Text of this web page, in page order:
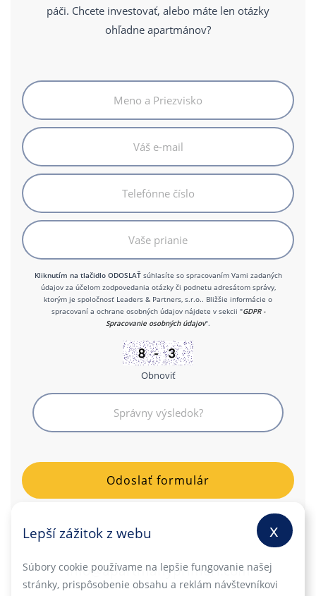
páči. Chcete investovať, alebo máte len otázky
ohľadne apartmánov?
Kliknutím na tlačidlo ODOSLAŤsúhlasíte so spracovaním Vami zadaných
údajov za účelom zodpovedania otázky či podnetu adresátom správy,
ktorým je spoločnosť Leaders & Partners, s.r.o.. Bližšie informácie o
spracovaní a ochrane osobných údajov nájdete v sekcii "GDPR -
Spracovanie osobných údajov".
Obnoviť
info@apartmanyprimori.com
x
Lepší zážitok z webu
Súbory cookie používame na lepšie fungovanie našej
stránky, prispôsobenie obsahu a reklám návštevníkovi